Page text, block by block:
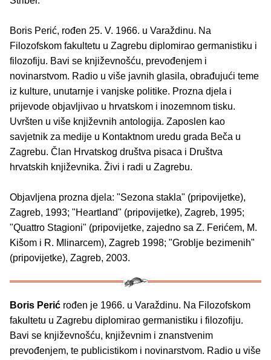
Boris Perić, rođen 25. V. 1966. u Varaždinu. Na
Filozofskom fakultetu u Zagrebu diplomirao germanistiku i
filozofiju. Bavi se književnošću, prevođenjem i
novinarstvom. Radio u više javnih glasila, obrađujući teme
iz kulture, unutarnje i vanjske politike. Prozna djela i
prijevode objavljivao u hrvatskom i inozemnom tisku.
Uvršten u više književnih antologija. Zaposlen kao
savjetnik za medije u Kontaktnom uredu grada Beča u
Zagrebu. Član Hrvatskog društva pisaca i Društva
hrvatskih književnika. Živi i radi u Zagrebu.
Objavljena prozna djela: "Sezona stakla" (pripovijetke),
Zagreb, 1993; "Heartland" (pripovijetke), Zagreb, 1995;
"Quattro Stagioni" (pripovijetke, zajedno sa Z. Ferićem, M.
Kišom i R. Mlinarcem), Zagreb 1998; "Groblje bezimenih"
(pripovijetke), Zagreb, 2003.
Boris Perić rođen je 1966. u Varaždinu. Na Filozofskom
fakultetu u Zagrebu diplomirao germanistiku i filozofiju.
Bavi se književnošću, književnim i znanstvenim
prevođenjem, te publicistikom i novinarstvom. Radio u više